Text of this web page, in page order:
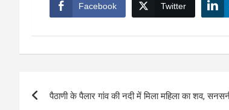
Facebook Twitter
पैठाणी के पैलार गांव की नदी में मिला महिला का शव,